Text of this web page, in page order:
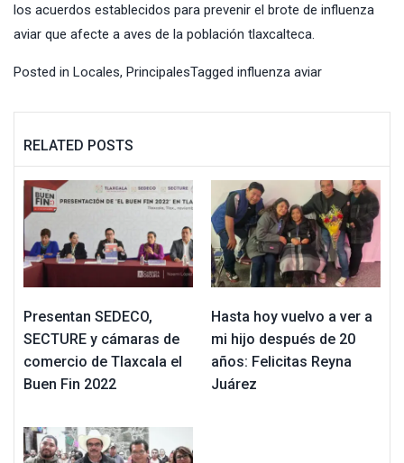
los acuerdos establecidos para prevenir el brote de influenza
aviar que afecte a aves de la población tlaxcalteca.
Posted in Locales, PrincipalesTagged influenza aviar
RELATED POSTS
Presentan SEDECO,
SECTURE y cámaras de
comercio de Tlaxcala el
Buen Fin 2022
Hasta hoy vuelvo a ver a
mi hijo después de 20
años: Felicitas Reyna
Juárez